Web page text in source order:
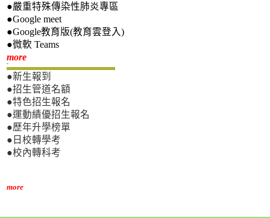
●嚴重特殊傳染性肺炎專區
●Google meet
●Google教育版(教育雲登入)
●微軟 Teams
more新生專區
●新生報到
●招生管道名額
●特色招生報名
●運動績優招生報名
●歷年升學榜單
●日校轉學考
●校內轉科考
more